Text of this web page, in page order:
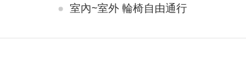
室內~室外 輪椅自由通行